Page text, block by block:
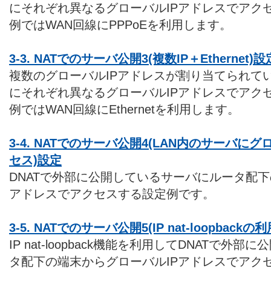
にそれぞれ異なるグローバルIPアドレスでアク
例ではWAN回線にPPPoEを利用します。
3-3. NATでのサーバ公開3(複数IP＋Ethernet)設
複数のグローバルIPアドレスが割り当てられて
にそれぞれ異なるグローバルIPアドレスでアク
例ではWAN回線にEthernetを利用します。
3-4. NATでのサーバ公開4(LAN内のサーバにグ
セス)設定
DNATで外部に公開しているサーバにルータ配
アドレスでアクセスする設定例です。
3-5. NATでのサーバ公開5(IP nat-loopbackの利
IP nat-loopback機能を利用してDNATで外部に
タ配下の端末からグローバルIPアドレスでアク